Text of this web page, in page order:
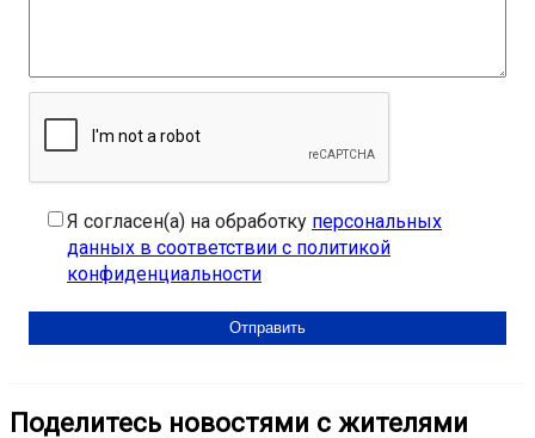
Я согласен(а) на обработку персональных
данных в соответствии с политикой
конфиденциальности
Поделитесь новостями с жителями